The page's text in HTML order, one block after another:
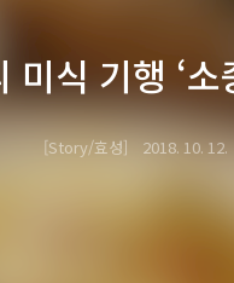
식 기행 ‘
Story/효성 2018. 10. 12.